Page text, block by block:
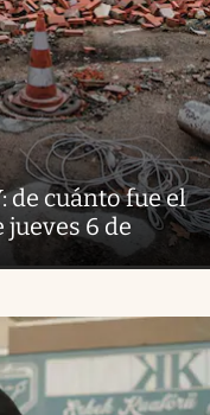
de cuánto fue el
6 de